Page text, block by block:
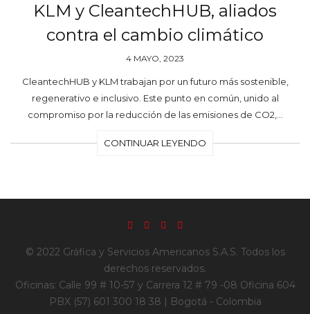
KLM y CleantechHUB, aliados
contra el cambio climático
4 MAYO, 2023
CleantechHUB y KLM trabajan por un futuro más sostenible,
regenerativo e inclusivo. Este punto en común, unido al
compromiso por la reducción de las emisiones de CO2,…
CONTINUAR LEYENDO
© 2022 Gráfica y Servicios Americanos S.A.S. Todos los
derechos reservados.
Oficinas: Calle 99 # 10-57 y Carrera 12 # 79 -08 Oficina 604
PBX (57) 601 300 18 38 | Bogotá - Colombia